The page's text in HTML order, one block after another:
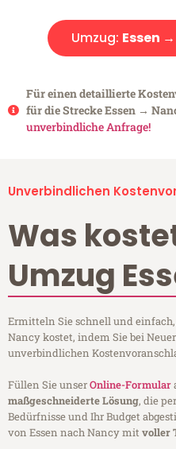
Umzug: Essen
Für einen detaillierte
für die Strecke Essen →
unverbindliche Anfrage!
Unverbindlichen
Was
Umzug
Ermitteln Sie schnell und
Nancy kostet, indem Sie bei
unverbindlichen
Füllen Sie unserOnline-Formular
maßgeschneiderte Lösung, die
Bedürfnisse und Ihr Budget
von Essen nach Nancy mitvoller